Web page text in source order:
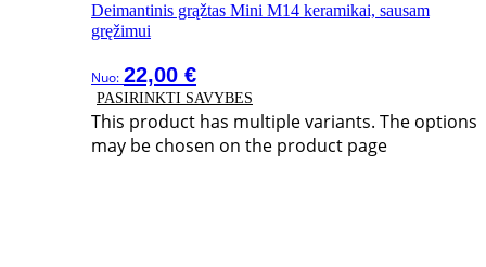
Deimantinis grąžtas Mini M14 keramikai, sausam
gręžimui
Nuo: 22,00 €
PASIRINKTI SAVYBES
This product has multiple variants. The options
may be chosen on the product page